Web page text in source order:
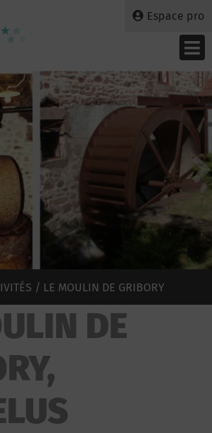
Espace pro
/ LE MOULIN DE GRIBORY
DE